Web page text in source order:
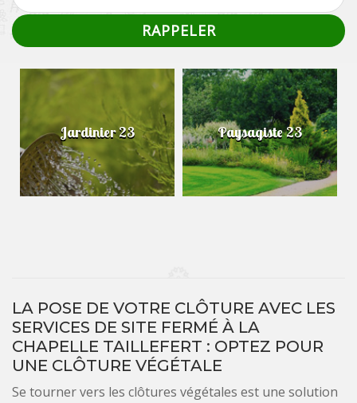
Jardinier 23 Paysagiste 23
LA POSE DE VOTRE CLÔTURE AVEC LES
SERVICES DE SITE FERMÉ À LA
CHAPELLE TAILLEFERT : OPTEZ POUR
UNE CLÔTURE VÉGÉTALE
Se tourner vers les clôtures végétales est une solution